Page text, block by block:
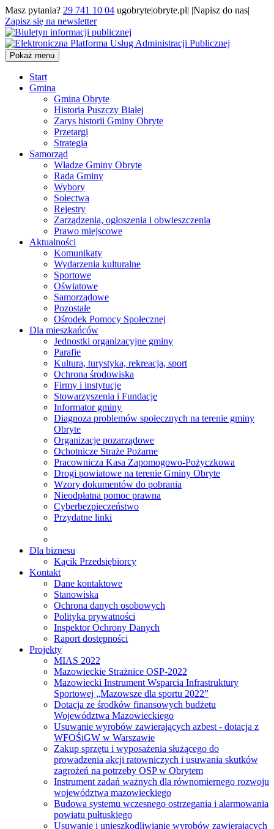
Masz pytania? 29 741 10 04 ugobryte|obryte.pl| |Napisz do nas|
Zapisz się na newsletter
Pokaż menu
Start
Gmina
Gmina Obryte
Historia Puszczy Białej
Zarys historii Gminy Obryte
Przetargi
Strategia
Samorząd
Władze Gminy Obryte
Rada Gminy
Wybory
Sołectwa
Rejestry
Zarządzenia, ogłoszenia i obwieszczenia
Prawo miejscowe
Aktualności
Komunikaty
Wydarzenia kulturalne
Sportowe
Oświatowe
Samorządowe
Pozostałe
Ośrodek Pomocy Społecznej
Dla mieszkańców
Jednostki organizacyjne gminy
Parafie
Kultura, turystyka, rekreacja, sport
Ochrona środowiska
Firmy i instytucje
Stowarzyszenia i Fundacje
Informator gminy
Diagnoza problemów społecznych na terenie gminy
Obryte
Organizacje pozarządowe
Ochotnicze Straże Pożarne
Pracownicza Kasa Zapomogowo-Pożyczkowa
Drogi powiatowe na terenie Gminy Obryte
Wzory dokumentów do pobrania
Nieodpłatna pomoc prawna
Cyberbezpieczeństwo
Przydatne linki
Dla biznesu
Kącik Przedsiębiorcy
Kontakt
Dane kontaktowe
Stanowiska
Ochrona danych osobowych
Polityka prywatności
Inspektor Ochrony Danych
Raport dostępności
Projekty
MIAS 2022
Mazowieckie Strażnice OSP-2022
Mazowiecki Instrument Wsparcia Infrastruktury
Sportowej „Mazowsze dla sportu 2022”
Dotacja ze środków finansowych budżetu
Województwa Mazowieckiego
Usuwanie wyrobów zawierających azbest - dotacja z
WFOŚiGW w Warszawie
Zakup sprzętu i wyposażenia służącego do
prowadzenia akcji ratowniczych i usuwania skutków
zagrożeń na potrzeby OSP w Obrytem
Instrument zadań ważnych dla równomiernego rozwoju
województwa mazowieckiego
Budowa systemu wczesnego ostrzegania i alarmowania
powiatu pułtuskiego
Usuwanie i unieszkodliwianie wyrobów zawierających